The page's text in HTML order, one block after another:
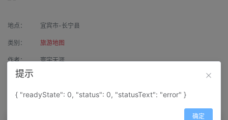
地点： 宜宾市-长宁县
类别： 旅游地图
作者： 寰宇天涯
来源：
属性： 地图属性： 地图类型-旅游资源分布图
提示
{ "readyState": 0, "status": 0, "statusText": "error" }
确定